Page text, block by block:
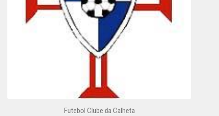
Futebol Clube da Calheta